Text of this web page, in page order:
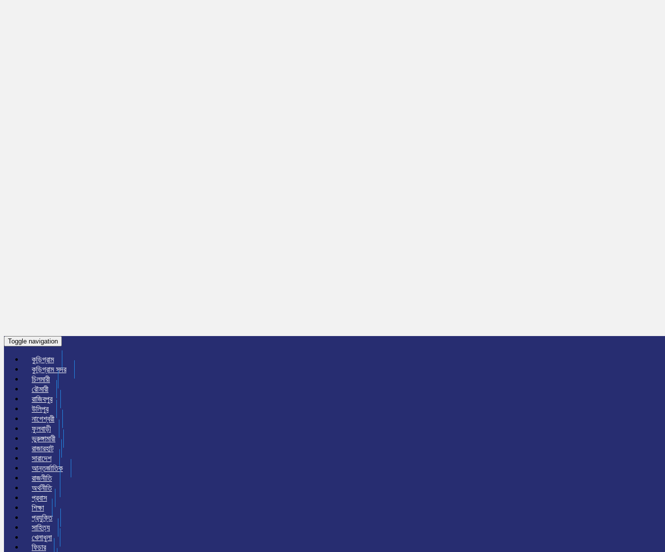
Toggle navigation
কুড়িগ্রাম
কুড়িগ্রাম সদর
চিলমারী
রৌমারী
রাজিবপুর
উলিপুর
নাগেশ্বরী
ফুলবাড়ী
ভুরুঙ্গামারী
রাজারহাট
সারাদেশ
আন্তর্জাতিক
রাজনীতি
অর্থনীতি
প্রবাস
শিক্ষা
প্রযুক্তি
সাহিত্য
খেলাধুলা
ফিচার